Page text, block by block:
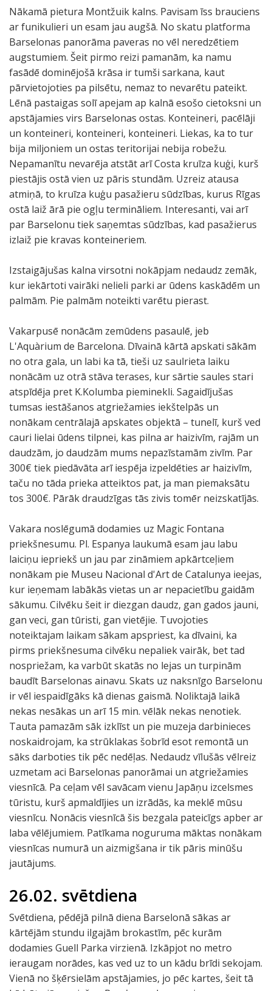
Nākamā pietura Montžuik kalns. Pavisam īss brauciens
ar funikulieri un esam jau augšā. No skatu platforma
Barselonas panorāma paveras no vēl neredzētiem
augstumiem. Šeit pirmo reizi pamanām, ka namu
fasādē dominējošā krāsa ir tumši sarkana, kaut
pārvietojoties pa pilsētu, nemaz to nevarētu pateikt.
Lēnā pastaigas solī apejam ap kalnā esošo cietoksni un
apstājamies virs Barselonas ostas. Konteineri, pacēlāji
un konteineri, konteineri, konteineri. Liekas, ka to tur
bija miljoniem un ostas teritorijai nebija robežu.
Nepamanītu nevarēja atstāt arī Costa kruīza kuģi, kurš
piestājis ostā vien uz pāris stundām. Uzreiz atausa
atmiņā, to kruīza kuģu pasažieru sūdzības, kurus Rīgas
ostā laiž ārā pie ogļu termināliem. Interesanti, vai arī
par Barselonu tiek saņemtas sūdzības, kad pasažierus
izlaiž pie kravas konteineriem.
Izstaigājušas kalna virsotni nokāpjam nedaudz zemāk,
kur iekārtoti vairāki nelieli parki ar ūdens kaskādēm un
palmām. Pie palmām noteikti varētu pierast.
Vakarpusē nonācām zemūdens pasaulē, jeb
L'Aquàrium de Barcelona. Dīvainā kārtā apskati sākām
no otra gala, un labi ka tā, tieši uz saulrieta laiku
nonācām uz otrā stāva terases, kur sārtie saules stari
atspīdēja pret K.Kolumba pieminekli. Sagaidījušas
tumsas iestāšanos atgriežamies iekštelpās un
nonākam centrālajā apskates objektā – tunelī, kurš ved
cauri lielai ūdens tilpnei, kas pilna ar haizivīm, rajām un
daudzām, jo daudzām mums nepazīstamām zivīm. Par
300€ tiek piedāvāta arī iespēja izpeldēties ar haizivīm,
taču no tāda prieka atteiktos pat, ja man piemaksātu
tos 300€. Pārāk draudzīgas tās zivis tomēr neizskatījās.
Vakara noslēgumā dodamies uz Magic Fontana
priekšnesumu. Pl. Espanya laukumā esam jau labu
laiciņu iepriekš un jau par zināmiem apkārtceļiem
nonākam pie Museu Nacional d'Art de Catalunya ieejas,
kur ieņemam labākās vietas un ar nepacietību gaidām
sākumu. Cilvēku šeit ir diezgan daudz, gan gados jauni,
gan veci, gan tūristi, gan vietējie. Tuvojoties
noteiktajam laikam sākam apspriest, ka dīvaini, ka
pirms priekšnesuma cilvēku nepaliek vairāk, bet tad
nospriežam, ka varbūt skatās no lejas un turpinām
baudīt Barselonas ainavu. Skats uz naksnīgo Barselonu
ir vēl iespaidīgāks kā dienas gaismā. Noliktajā laikā
nekas nesākas un arī 15 min. vēlāk nekas nenotiek.
Tauta pamazām sāk izklīst un pie muzeja darbinieces
noskaidrojam, ka strūklakas šobrīd esot remontā un
sāks darboties tik pēc nedēļas. Nedaudz vīlušās vēlreiz
uzmetam aci Barselonas panorāmai un atgriežamies
viesnīcā. Pa ceļam vēl savācam vienu Japāņu izcelsmes
tūristu, kurš apmaldījies un izrādās, ka meklē mūsu
viesnīcu. Nonācis viesnīcā šis bezgala pateicīgs apber ar
laba vēlējumiem. Patīkama noguruma māktas nonākam
viesnīcas numurā un aizmigšana ir tik pāris minūšu
jautājums.
26.02. svētdiena
Svētdiena, pēdējā pilnā diena Barselonā sākas ar
kārtējām stundu ilgajām brokastīm, pēc kurām
dodamies Guell Parka virzienā. Izkāpjot no metro
ieraugam norādes, kas ved uz to un kādu brīdi sekojam.
Vienā no šķērsielām apstājamies, jo pēc kartes, šeit tā